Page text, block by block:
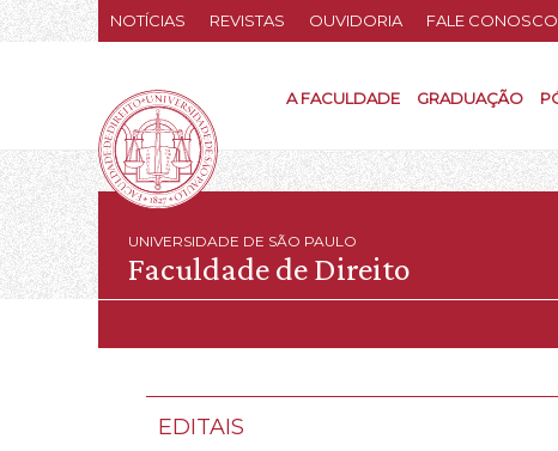
NOTÍCIAS REVISTAS OUVIDORIA FALE CONOSCO
A FACULDADE GRADUAÇÃO
UNIVERSIDADE DE SÃO PAULO
Faculdade de Direito
EDITAIS